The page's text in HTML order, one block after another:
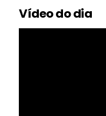
Vídeo do dia